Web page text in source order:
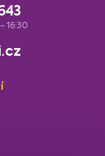
16:30